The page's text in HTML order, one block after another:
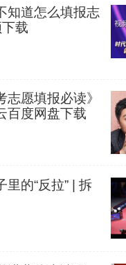
知道怎么填报志
载
志愿填报必读》
百度网盘下载
的“反拉” | 拆